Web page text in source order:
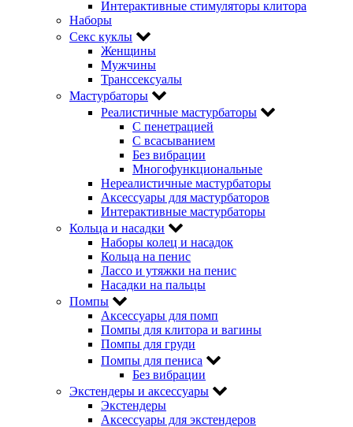
Интерактивные стимуляторы клитора
Наборы
Секс куклы
Женщины
Мужчины
Транссексуалы
Мастурбаторы
Реалистичные мастурбаторы
С пенетрацией
С всасыванием
Без вибрации
Многофункциональные
Нереалистичные мастурбаторы
Аксессуары для мастурбаторов
Интерактивные мастурбаторы
Кольца и насадки
Наборы колец и насадок
Кольца на пенис
Лассо и утяжки на пенис
Насадки на пальцы
Помпы
Аксессуары для помп
Помпы для клитора и вагины
Помпы для груди
Помпы для пениса
Без вибрации
Экстендеры и аксессуары
Экстендеры
Аксессуары для экстендеров